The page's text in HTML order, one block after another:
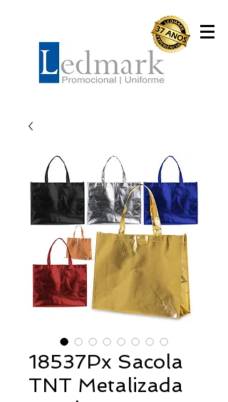
18537Px Sacola
TNT Metalizada